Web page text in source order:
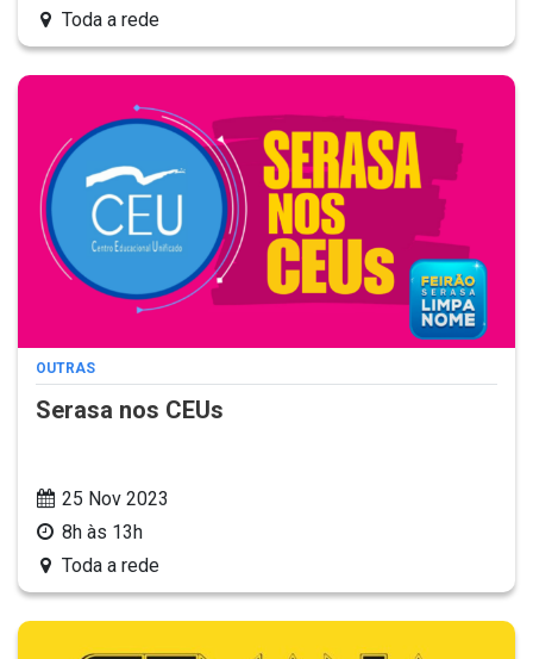
Toda a rede
OUTRAS
Serasa nos CEUs
25 Nov 2023
8h às 13h
Toda a rede